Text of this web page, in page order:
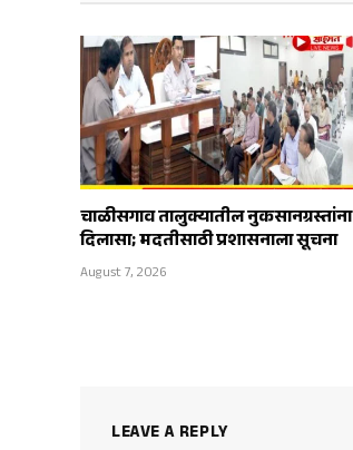
चाळीसगाव तालुक्यातील नुकसानग्रस्तांना
दिलासा; मदतीसाठी प्रशासनाला सूचना
August 7, 2026
LEAVE A REPLY